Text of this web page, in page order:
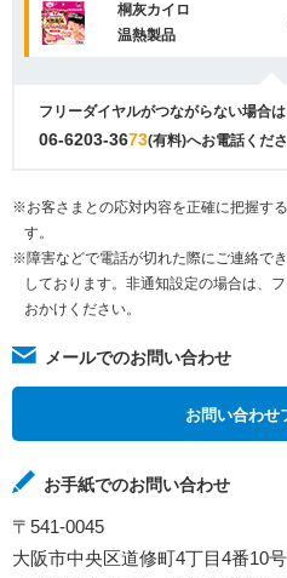
桐灰カイロ
温熱製品
フリーダイヤルがつながらない場合は
06-6203-3673(有料)へお電話くださ
※お客さまとの応対内容を正確に把握す
す。
※障害などで電話が切れた際にご連絡で
しております。非通知設定の場合は、
おかけください。
メールでのお問い合わせ
お問い合わせ
お手紙でのお問い合わせ
〒541-0045
大阪市中央区道修町4丁目4番10号